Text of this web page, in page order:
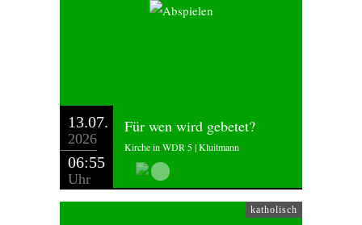
13.07.
2026
06:55
Uhr
Für wen wird gebetet?
Kirche in WDR 5 | Kluitmann
katholisch